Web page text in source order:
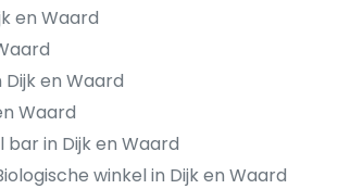
en Waard
en Waard
Waard
in Dijk en Waard
winkel in Dijk en Waard